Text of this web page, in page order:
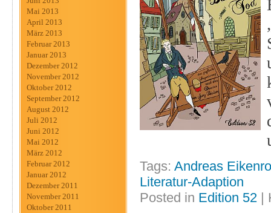
Mai 2013
April 2013
März 2013
Februar 2013
Januar 2013
Dezember 2012
November 2012
Oktober 2012
September 2012
August 2012
Juli 2012
Juni 2012
Mai 2012
März 2012
Februar 2012
Januar 2012
Dezember 2011
November 2011
Oktober 2011
Tags: Andreas
Literatur-Adaption
Posted in Edition 52 |